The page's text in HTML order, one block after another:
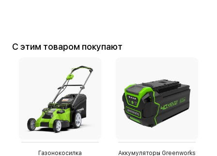
С этим товаром покупают
Газонокосилка
Аккумуляторы Greenworks